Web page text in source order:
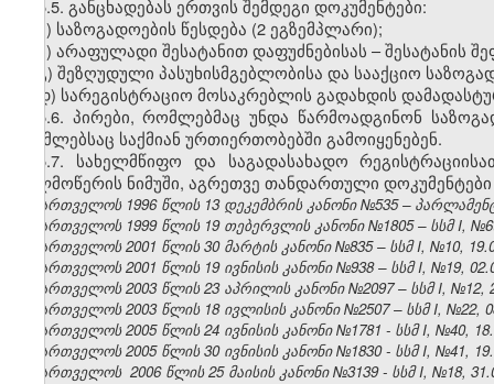
5.5. განცხადებას ერთვის შემდეგი დოკუმენტები:
ა) საზოგადოების წესდება (2 ეგზემპლარი);
ბ) არაფულადი შესატანით დაფუძნებისას – შესატანის
გ) შეზღუდული პასუხისმგებლობისა და სააქციო
დ) სარეგისტრაციო მოსაკრებლის გადახდის
5.6. პირები, რომლებმაც უნდა წარმოადგინონ
რომლებსაც საქმიან ურთიერთობებში გამოიყენებენ.
5.7. სახელმწიფო და საგადასახადო
ხელმოწერის ნიმუში, აგრეთვე თანდართული
საქართველოს 1996 წლის 13 დეკემბრის კანონი №535 –
საქართველოს 1999 წლის 19 თებერვლის კანონი №1805 – სსმ I,
საქართველოს 2001 წლის 30 მარტის კანონი №835 – სსმ I, №10,
საქართველოს 2001 წლის 19 ივნისის კანონი №938 – სსმ I, №19,
საქართველოს 2003 წლის 23 აპრილის კანონი №2097 – სსმ I, №12,
საქართველოს 2003 წლის 18 ივლისის კანონი №2507 – სსმ I, №22,
საქართველოს 2005 წლის 24 ივნისის კანონი №1781 - სსმ I, №40,
საქართველოს 2005 წლის 30 ივნისის კანონი №1830 - სსმ I, №41,
საქართველოს 2006 წლის 25 მაისის კანონი №3139 - სსმ I, №18,